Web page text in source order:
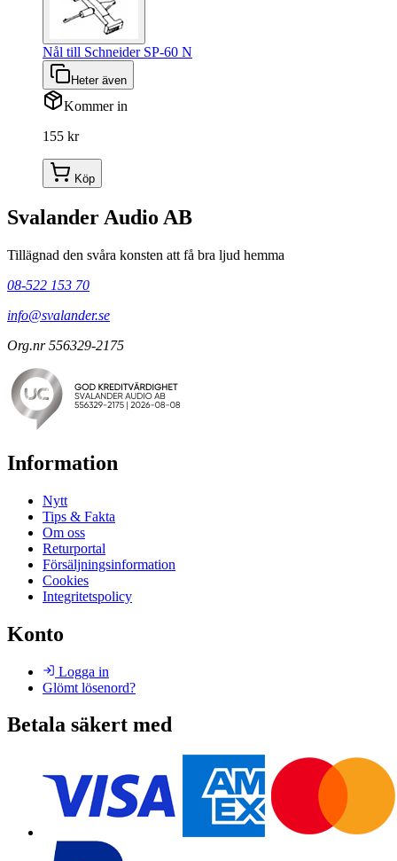
Nål till Schneider SP-60 N
Heter även
Kommer in
155 kr
Köp
Svalander Audio AB
Tillägnad den svåra konsten att få bra ljud hemma
08-522 153 70
info@svalander.se
Org.nr 556329-2175
Information
Nytt
Tips & Fakta
Om oss
Returportal
Försäljningsinformation
Cookies
Integritetspolicy
Konto
Logga in
Glömt lösenord?
Betala säkert med